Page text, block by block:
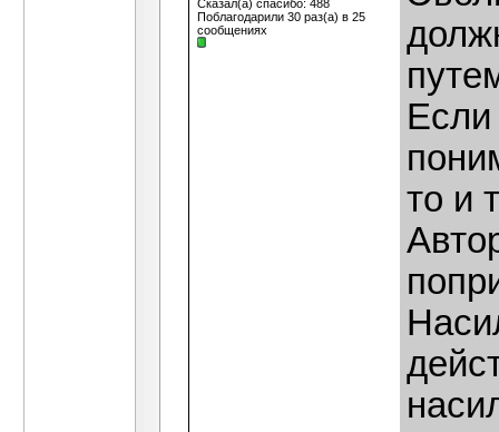
Сказал(а) спасибо: 488
Поблагодарили 30 раз(а) в 25
сообщениях
Если
то и